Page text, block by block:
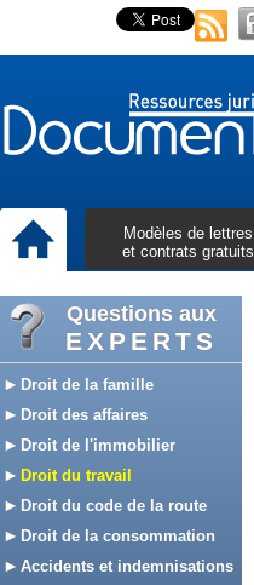
Modèles de lettres
et contrats gratuits
Questions aux
EXPERTS
Droit de la famille
Droit des affaires
Droit de l'immobilier
Droit du travail
Droit du code de la route
Droit de la consommation
Accidents et indemnisations